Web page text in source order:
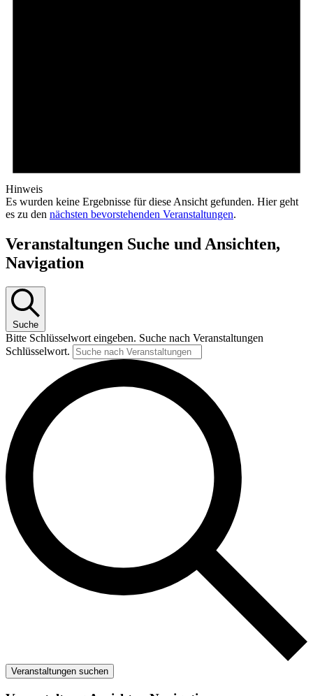
Hinweis
Es wurden keine Ergebnisse für diese Ansicht gefunden. Hier geht
es zu den nächsten bevorstehenden Ver­an­stal­­tungen.
Ver­an­stal­­tungen Suche und Ansichten,
Navigation
Suche
Bitte Schlüsselwort eingeben. Suche nach Ver­an­stal­­tungen
Schlüsselwort.
Ver­an­stal­­tungen suchen